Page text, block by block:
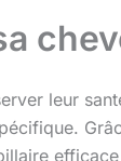
leur